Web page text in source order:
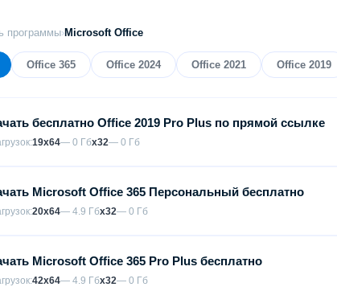
программы›Microsoft Office
Office 365 Office 2024 Office 2021 Office 2019
бесплатно Office 2019 Pro Plus по прямой ссылке
19x64— 0 Гбx32— 0 Гб
Microsoft Office 365 Персональный бесплатно
20x64— 4.9 Гбx32— 0 Гб
Microsoft Office 365 Pro Plus бесплатно
42x64— 4.9 Гбx32— 0 Гб